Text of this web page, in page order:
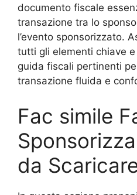
documento fiscale
transazione tra lo
l’evento sponsorizzato.
tutti gli elementi chiave
guida fiscali pertinenti
transazione fluida e
Fac simile
da